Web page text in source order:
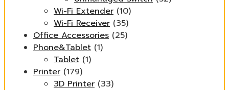
Wi-Fi Extender (10)
Wi-Fi Receiver (35)
Office Accessories (25)
Phone&Tablet (1)
Tablet (1)
Printer (179)
3D Printer (33)